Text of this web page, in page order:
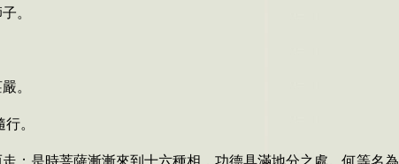
。
。
。
；是時菩薩漸漸來到十六種相，功德具滿地分之處。何等名